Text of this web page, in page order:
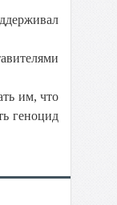
им, что
геноцид